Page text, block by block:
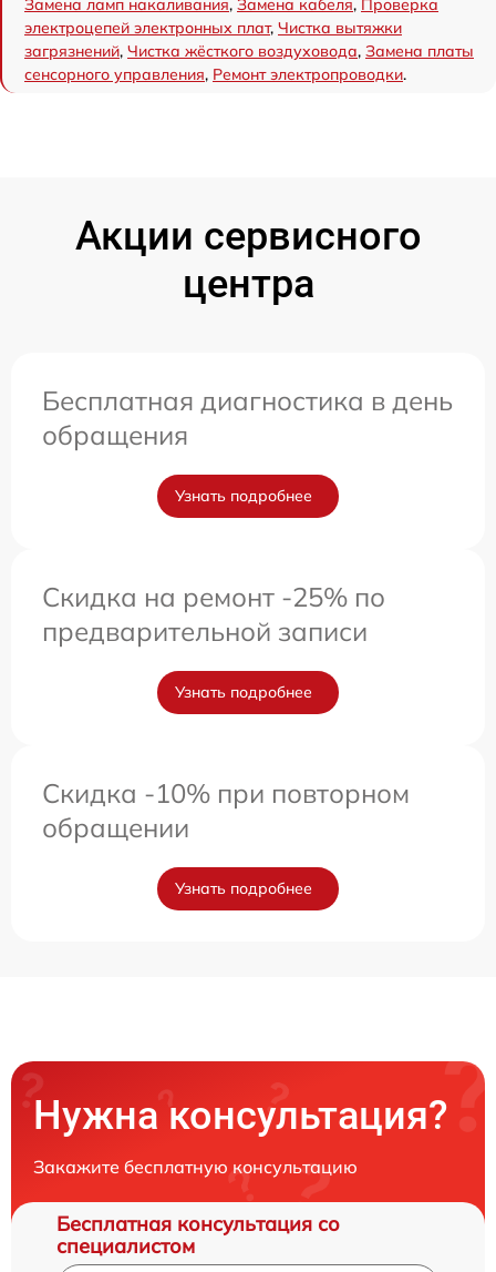
Замена ламп накаливания, Замена кабеля, Проверка
электроцепей электронных плат, Чистка вытяжки
загрязнений, Чистка жёсткого воздуховода, Замена платы
сенсорного управления, Ремонт электропроводки.
Акции сервисного
центра
Бесплатная диагностика в день
обращения
Узнать подробнее
Скидка на ремонт -25% по
предварительной записи
Узнать подробнее
Скидка -10% при повторном
обращении
Узнать подробнее
Нужна консультация?
Закажите бесплатную консультацию
Бесплатная консультация со
специалистом